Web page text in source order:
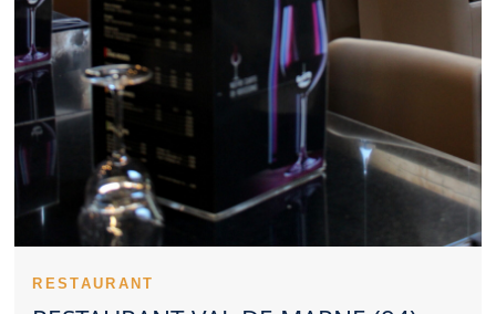
indispensable. Un Restaurant Val de Marne familial facilite les
repas avec enfants. Un Restaurant Val de Marne élégant
convient parfaitement aux repas à deux. Un Restaurant Val de
Marne gagne en attractivité grâce à une belle présentation.
L’hygiène fait partie des éléments essentiels pour évaluer un
Restaurant Val de Marne. Un bon Restaurant Val de Marne se
juge sur la qualité globale de sa proposition.
Un Restaurant Val de Marne peut marquer son territoire par la
satisfaction qu’il procure. L’identité d’un Restaurant Val de Marne
se perçoit souvent dès l’arrivée. L’implication de l’équipe fait
progresser la perception d’un Restaurant Val de Marne. Un
Restaurant Val de Marne convaincant veille à l’exécution de
prépare l’expérience culinaire. Le plat principal reste un passage
RESTAURANT